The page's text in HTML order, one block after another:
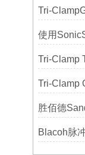
Tri-Clamp